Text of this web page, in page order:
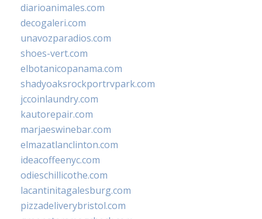
diarioanimales.com
decogaleri.com
unavozparadios.com
shoes-vert.com
elbotanicopanama.com
shadyoaksrockportrvpark.com
jccoinlaundry.com
kautorepair.com
marjaeswinebar.com
elmazatlanclinton.com
ideacoffeenyc.com
odieschillicothe.com
lacantinitagalesburg.com
pizzadeliverybristol.com